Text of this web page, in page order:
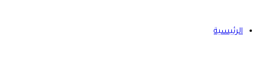
الرئيسية